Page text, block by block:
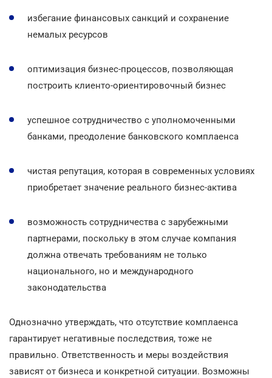
избегание финансовых санкций и сохранение
немалых ресурсов
оптимизация бизнес-процессов, позволяющая
построить клиенто-ориентировочный бизнес
успешное сотрудничество с уполномоченными
банками, преодоление банковского комплаенса
чистая репутация, которая в современных условиях
приобретает значение реального бизнес-актива
возможность сотрудничества с зарубежными
партнерами, поскольку в этом случае компания
должна отвечать требованиям не только
национального, но и международного
законодательства
Однозначно утверждать, что отсутствие комплаенса
гарантирует негативные последствия, тоже не
правильно. Ответственность и меры воздействия
зависят от бизнеса и конкретной ситуации. Возможны